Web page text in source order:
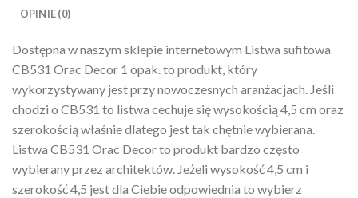
OPINIE (0)
Dostępna w naszym sklepie internetowym Listwa sufitowa
CB531 Orac Decor 1 opak. to produkt, który
wykorzystywany jest przy nowoczesnych aranżacjach. Jeśli
chodzi o CB531 to listwa cechuje się wysokością 4,5 cm oraz
szerokością właśnie dlatego jest tak chętnie wybierana.
Listwa CB531 Orac Decor to produkt bardzo często
wybierany przez architektów. Jeżeli wysokość 4,5 cm i
szerokość 4,5 jest dla Ciebie odpowiednia to wybierz